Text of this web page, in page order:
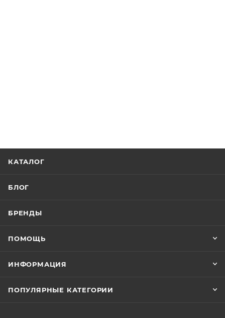
КАТАЛОГ
БЛОГ
БРЕНДЫ
ПОМОЩЬ
ИНФОРМАЦИЯ
ПОПУЛЯРНЫЕ КАТЕГОРИИ